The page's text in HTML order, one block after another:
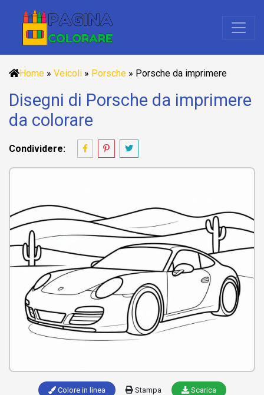
Home » Veicoli » Porsche » Porsche da imprimere
Disegni di Porsche da imprimere
da colorare
Condividere:
Colore in linea Stampa Scarica